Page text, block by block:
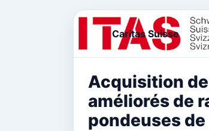
Caritas Suisse
Acquisition
améliorés de
pondeuses